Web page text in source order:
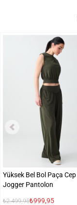
Yüksek Bel Bol Paça Cep
Jogger Pantolon
₺2.499,95₺999,95